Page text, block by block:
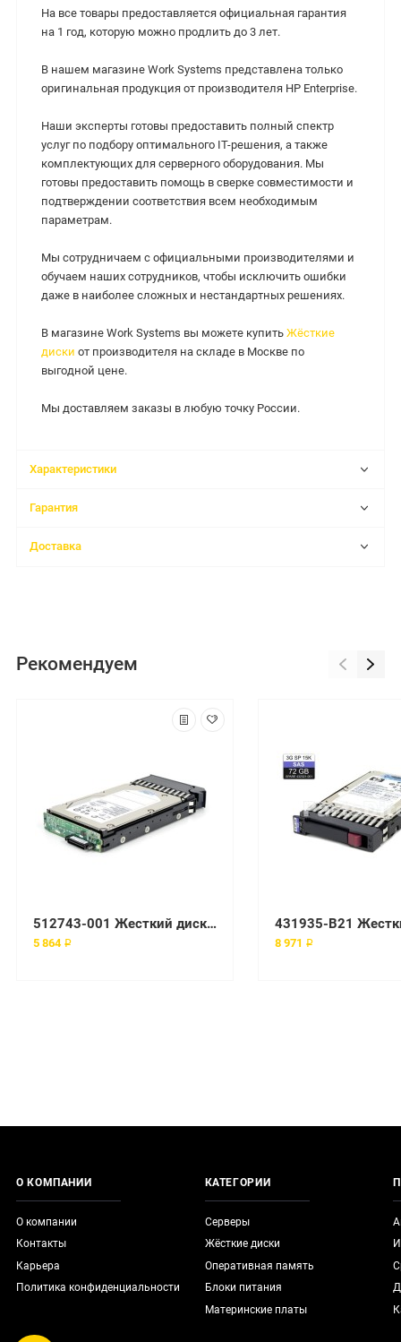
На все товары предоставляется официальная гарантия
на 1 год, которую можно продлить до 3 лет.
В нашем магазине Work Systems представлена только
оригинальная продукция от производителя HP Enterprise.
Наши эксперты готовы предоставить полный спектр
услуг по подбору оптимального IT-решения, а также
комплектующих для серверного оборудования. Мы
готовы предоставить помощь в сверке совместимости и
подтверждении соответствия всем необходимым
параметрам.
Мы сотрудничаем с официальными производителями и
обучаем наших сотрудников, чтобы исключить ошибки
даже в наиболее сложных и нестандартных решениях.
В магазине Work Systems вы можете купить Жёсткие
диски от производителя на складе в Москве по
выгодной цене.
Мы доставляем заказы в любую точку России.
Характеристики
Гарантия
Доставка
Рекомендуем
512743-001 Жесткий диск HP 72-GB 6G 15K 2.5 DP SAS HDD
5 864 ₽ 8 971 ₽
О КОМПАНИИ
О компании
Контакты
Карьера
Политика конфиденциальности
КАТЕГОРИИ
Серверы
Жёсткие диски
Оперативная память
Блоки питания
Материнские платы